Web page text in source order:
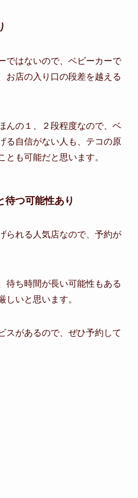
ではないので、ベビーカーで
お店の入り口の段差を越える
んの１、２段程度なので、ベ
る自信がない人も、テコの原
とも可能だと思います。
待つ可能性あり
られる人気店なので、予約が
待ち時間が長い可能性もある
しいと思います。
スがあるので、ぜひ予約して